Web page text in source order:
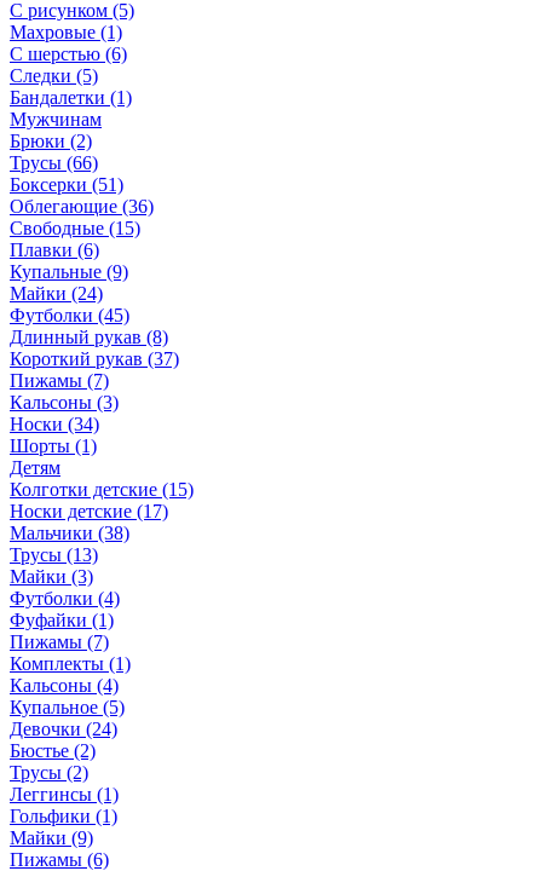
С рисунком (5)
Махровые (1)
С шерстью (6)
Следки (5)
Бандалетки (1)
Мужчинам
Брюки (2)
Трусы (66)
Боксерки (51)
Облегающие (36)
Свободные (15)
Плавки (6)
Купальные (9)
Майки (24)
Футболки (45)
Длинный рукав (8)
Короткий рукав (37)
Пижамы (7)
Кальсоны (3)
Носки (34)
Шорты (1)
Детям
Колготки детские (15)
Носки детские (17)
Мальчики (38)
Трусы (13)
Майки (3)
Футболки (4)
Фуфайки (1)
Пижамы (7)
Комплекты (1)
Кальсоны (4)
Купальное (5)
Девочки (24)
Бюстье (2)
Трусы (2)
Леггинсы (1)
Гольфики (1)
Майки (9)
Пижамы (6)